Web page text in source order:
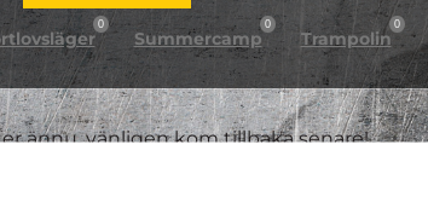
0
Summercamp
0
Trampolin
0
ännu, vänligen kom tillbaka senare!